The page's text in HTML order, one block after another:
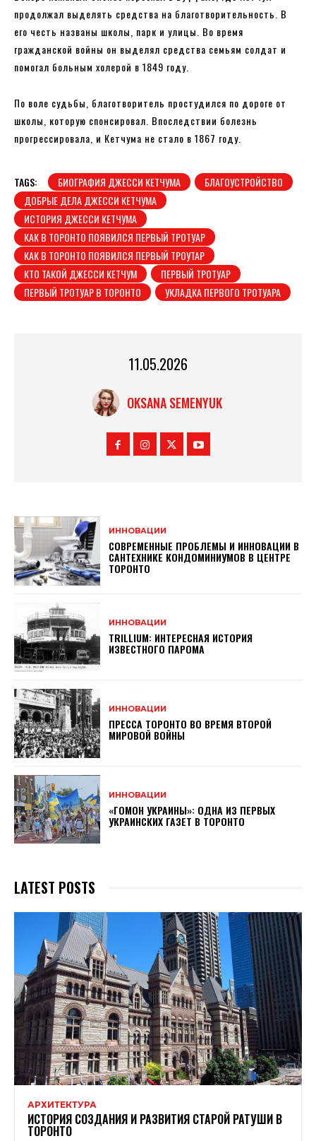
продолжал выделять средства на благотворительность. В
его честь названы школы, парк и улицы. Во время
гражданской войны он выделял средства семьям солдат и
помогал больным холерой в 1849 году.
По воле судьбы, благотворитель простудился по дороге от
школы, которую спонсировал. Впоследствии болезнь
прогрессировала, и Кетчума не стало в 1867 году.
TAGS: БИОГРАФИЯ ДЖЕССИ КЕТЧУМА
БЛАГОУСТРОЙСТВО
ДОБРЫЕ ДЕЛА ДЖЕССИ КЕТЧУМА
ИСТОРИЯ ДЖЕССИ КЕТЧУМА
КАК В ТОРОНТО ПОЯВИЛСЯ ПЕРВЫЙ ТРОТУАР
КАК В ТОРОНТО ПОЯВИЛСЯ ПЕРВЫЙ ТРОУТАР
КТО ТАКОЙ ДЖЕССИ КЕТЧУМ
ПЕРВЫЙ ТРОТУАР
ПЕРВЫЙ ТРОТУАР В ТОРОНТО
УКЛАДКА ПЕРВОГО ТРОТУАРА
11.05.2026
OKSANA SEMENYUK
ИННОВАЦИИ
СОВРЕМЕННЫЕ ПРОБЛЕМЫ И ИННОВАЦИИ В
САНТЕХНИКЕ КОНДОМИНИУМОВ В ЦЕНТРЕ
ТОРОНТО
ИННОВАЦИИ
TRILLIUM: ИНТЕРЕСНАЯ ИСТОРИЯ
ИЗВЕСТНОГО ПАРОМА
ИННОВАЦИИ
ПРЕССА ТОРОНТО ВО ВРЕМЯ ВТОРОЙ
МИРОВОЙ ВОЙНЫ
ИННОВАЦИИ
«ГОМОН УКРАИНЫ»: ОДНА ИЗ ПЕРВЫХ
УКРАИНСКИХ ГАЗЕТ В ТОРОНТО
LATEST POSTS
АРХИТЕКТУРА
ИСТОРИЯ СОЗДАНИЯ И РАЗВИТИЯ СТАРОЙ РАТУШИ В
ТОРОНТО